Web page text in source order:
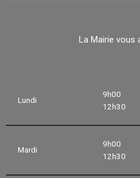
La Mairie vous
Lundi
9h00
12h30
Mardi
9h00
12h30